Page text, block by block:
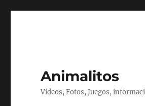
Animalitos
Videos, Fotos, Juegos,